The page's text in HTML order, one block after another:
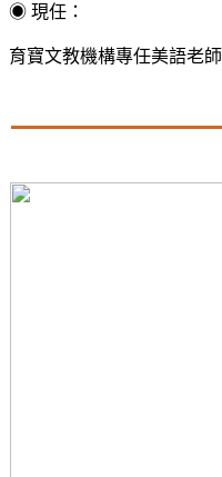
◉ 現任：
育寶文教機構專任美語老師